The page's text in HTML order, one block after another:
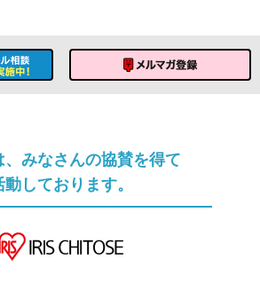
、みなさんの協賛を得て
動しております。